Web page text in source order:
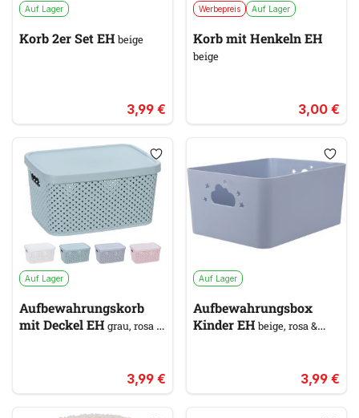
Auf Lager
Korb 2er Set EH beige
3,99 €
Werbepreis Auf Lager
Korb mit Henkeln EH
beige
3,00 €
Auf Lager
Aufbewahrungskorb
mit Deckel EH grau, rosa &
3,99 €
Auf Lager
Aufbewahrungsbox
Kinder EH beige, rosa &
3,99 €